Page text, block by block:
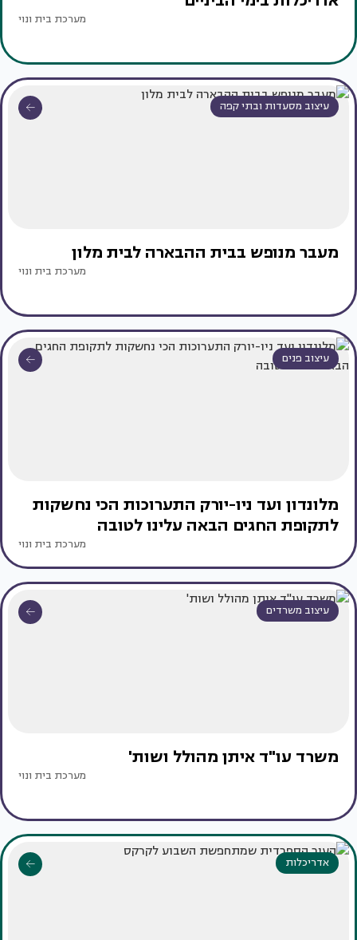
מערכת בית ונוי
עיצוב מסעדות ובתי קפה
מעבר מנופש בבית ההבארה לבית מלון
מערכת בית ונוי
עיצוב פנים
מלונדון ועד ניו-יורק התערוכות הכי נחשקות
לתקופת החגים הבאה עלינו לטובה
מערכת בית ונוי
עיצוב משרדים
משרד עו"ד איתן מהולל ושות'
מערכת בית ונוי
אדריכלות